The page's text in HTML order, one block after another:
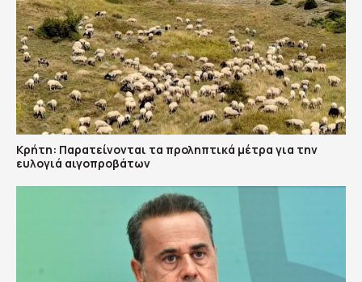
Κρήτη: Παρατείνονται τα προληπτικά μέτρα για την
ευλογιά αιγοπροβάτων